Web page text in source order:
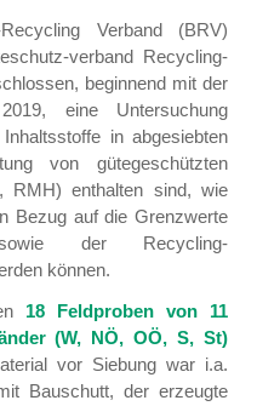
Verband (BRV)
verband Recycling-
beginnend mit der
eine Untersuchung
in abgesiebten
von gütegeschützten
RMH) enthalten sind, wie
Bezug auf die Grenzwerte
der Recycling-
können.
18 Feldproben von 11
(W, NÖ, OÖ, S, St)
vor Siebung war i.a.
Bauschutt, der erzeugte